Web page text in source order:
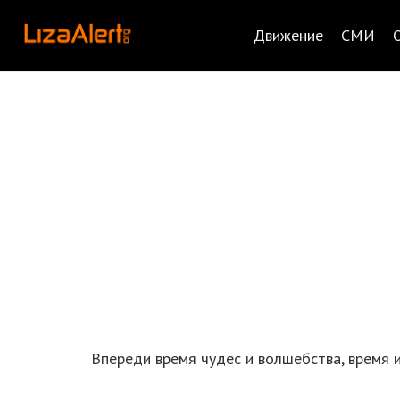
Движение СМИ
Впереди время чудес и волшебства, время